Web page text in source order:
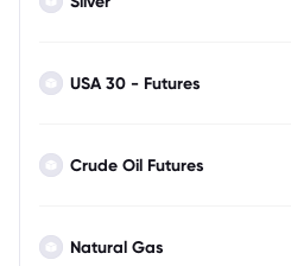
USA 30 - Futures
Crude Oil Futures
Natural Gas